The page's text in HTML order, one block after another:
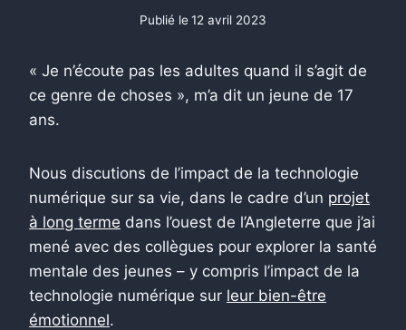
Publié le12 avril 2023
« Je n’écoute pas les adultes quand il s’agit de
ce genre de choses », m’a dit un jeune de 17
ans.
Nous discutions de l’impact de la technologie
numérique sur sa vie, dans le cadre d’un projet
à long terme dans l’ouest de l’Angleterre que j’ai
mené avec des collègues pour explorer la santé
mentale des jeunes – y compris l’impact de la
technologie numérique sur leur bien-être
émotionnel.